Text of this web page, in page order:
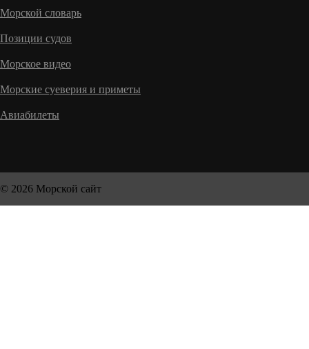
Морской словарь
Позиции судов
Морское видео
Морские суеверия и приметы
Авиабилеты
© 2026 Морской сайт